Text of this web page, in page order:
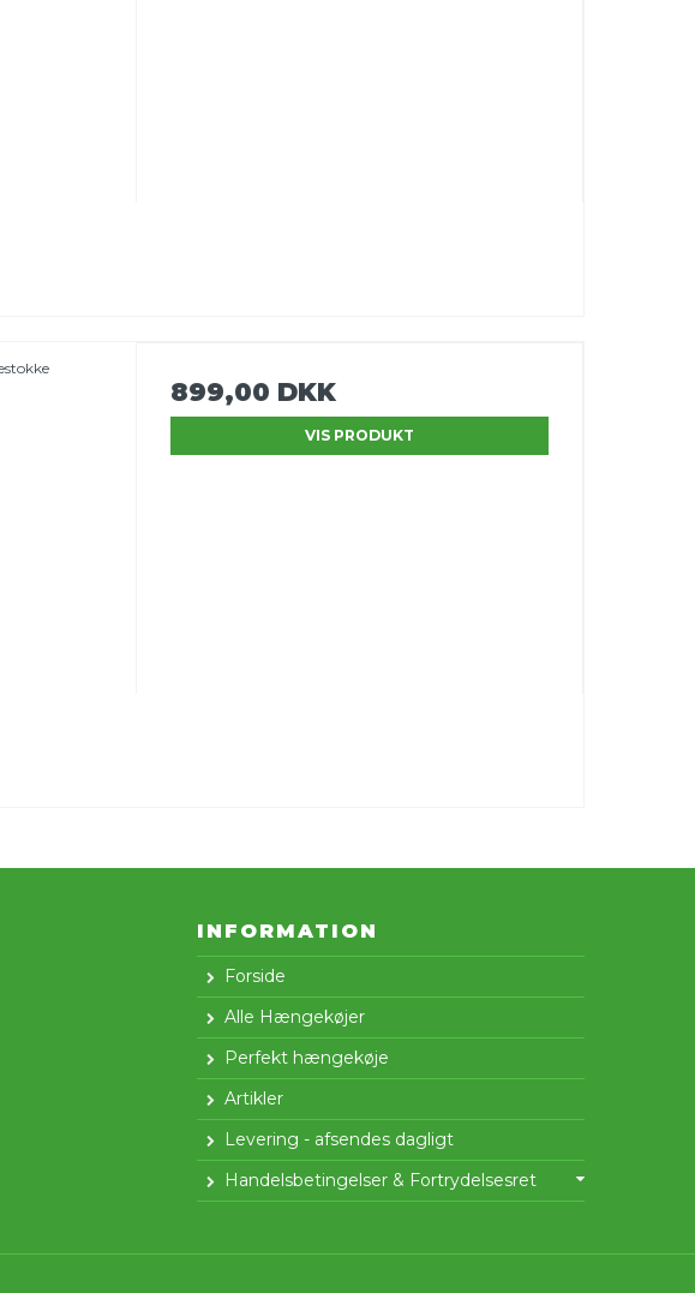
899,00 DKK
VIS PRODUKT
INFORMATION
Forside
Alle Hængekøjer
Perfekt hængekøje
Artikler
Levering - afsendes dagligt
Handelsbetingelser & Fortrydelsesret